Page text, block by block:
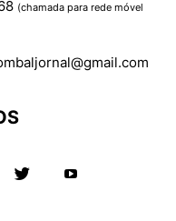
(chamada para rede móvel